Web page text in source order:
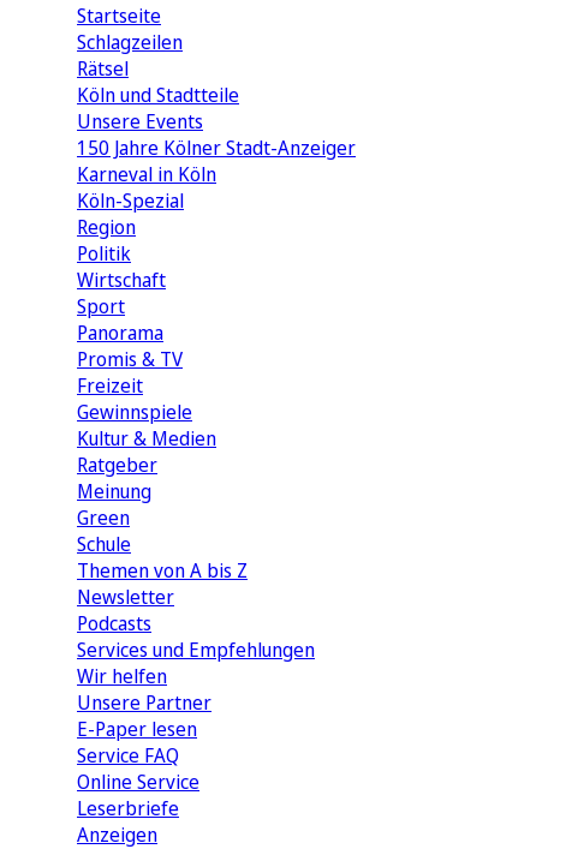
Startseite
Schlagzeilen
Rätsel
Köln und Stadtteile
Unsere Events
150 Jahre Kölner Stadt-Anzeiger
Karneval in Köln
Köln-Spezial
Region
Politik
Wirtschaft
Sport
Panorama
Promis & TV
Freizeit
Gewinnspiele
Kultur & Medien
Ratgeber
Meinung
Green
Schule
Themen von A bis Z
Newsletter
Podcasts
Services und Empfehlungen
Wir helfen
Unsere Partner
E-Paper lesen
Service FAQ
Online Service
Leserbriefe
Anzeigen